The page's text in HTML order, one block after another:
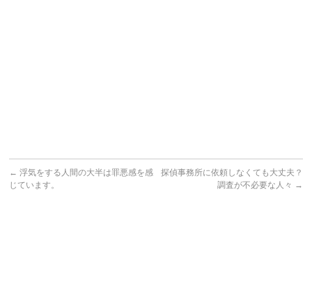
← 浮気をする人間の大半は罪悪感を感
じています。
探偵事務所に依頼しなくても大丈夫？
調査が不必要な人々 →